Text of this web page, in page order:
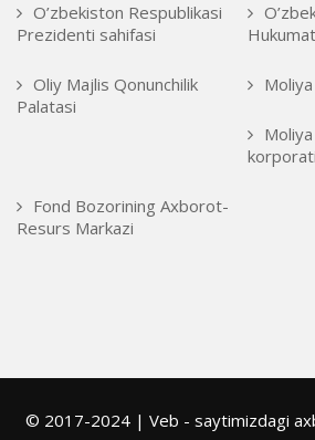
O’zbekiston Respublikasi
Prezidenti sahifasi
Oliy Majlis Qonunchilik
Palatasi
Fond Bozorining Axborot-
Resurs Markazi
© 2017-2024 | Veb - saytimizdagi